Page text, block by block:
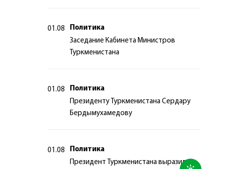
01.08
Политика
Заседание Кабинета Министров
Туркменистана
01.08
Политика
Президенту Туркменистана Сердару
Бердымухамедову
01.08
Политика
Президент Туркменистана выразил